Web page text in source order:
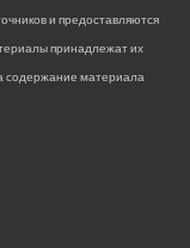
и предоставляются
принадлежат их
содержание материала